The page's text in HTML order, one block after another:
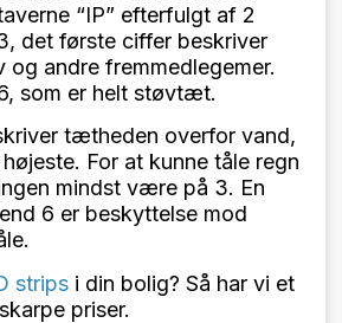
“IP” efterfulgt af 2
det første ciffer beskriver
andre fremmedlegemer.
som er helt støvtæt.
tætheden overfor vand,
For at kunne tåle regn
mindst være på 3. En
6 er beskyttelse mod
strips i din bolig? Så har vi et
priser.